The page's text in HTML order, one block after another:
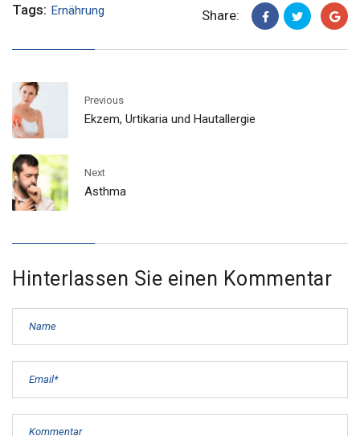
Tags: Ernährung Share:
Previous
Ekzem, Urtikaria und Hautallergie
Next
Asthma
Hinterlassen Sie einen Kommentar